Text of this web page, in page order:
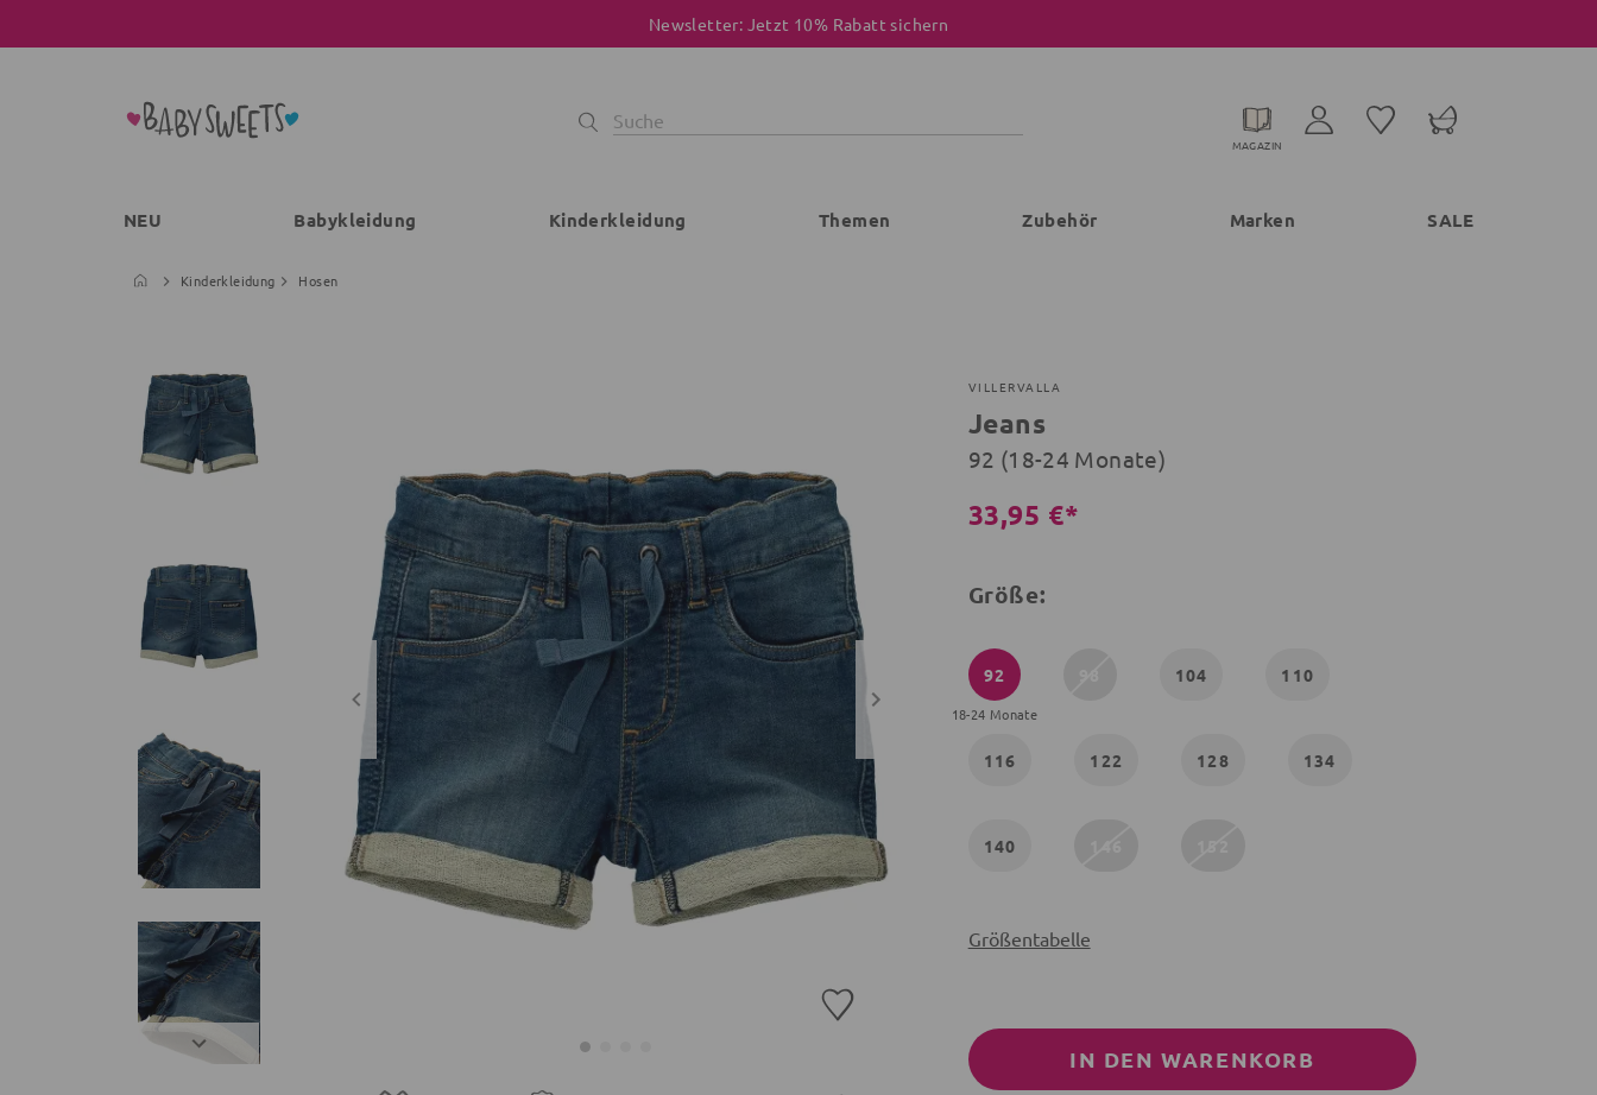
Newsletter: Jetzt 10% Rabatt sichern
MAGAZIN
NEU Babykleidung Kinderkleidung Themen Zubehör Marken SALE
Kinderkleidung Hosen
VILLERVALLA
Jeans
92 (18-24 Monate)
33,95 €*
Größe:
92
18-24 Monate
104 110
116 122 128 134
140
Größentabelle
IN DEN WARENKORB